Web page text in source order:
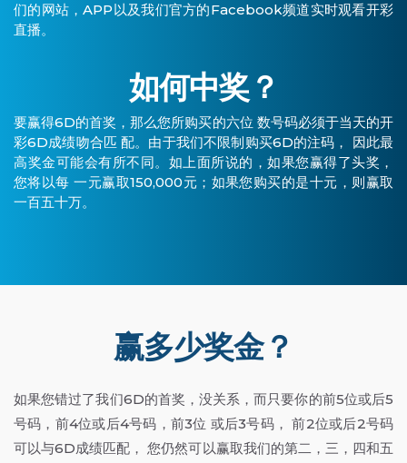
们的网站，APP以及我们官方的Facebook频道实时观看开彩
直播。
如何中奖？
要赢得6D的首奖，那么您所购买的六位 数号码必须于当天的开
彩6D成绩吻合匹 配。由于我们不限制购买6D的注码， 因此最
高奖金可能会有所不同。如上面所说的，如果您赢得了头奖，
您将以每 一元赢取150,000元；如果您购买的是十元，则赢取
一百五十万。
赢多少奖金？
如果您错过了我们6D的首奖，没关系，而只要你的前5位或后5
号码，前4位或后4号码，前3位 或后3号码， 前2位或后2号码
可以与6D成绩匹配， 您仍然可以赢取我们的第二，三，四和五